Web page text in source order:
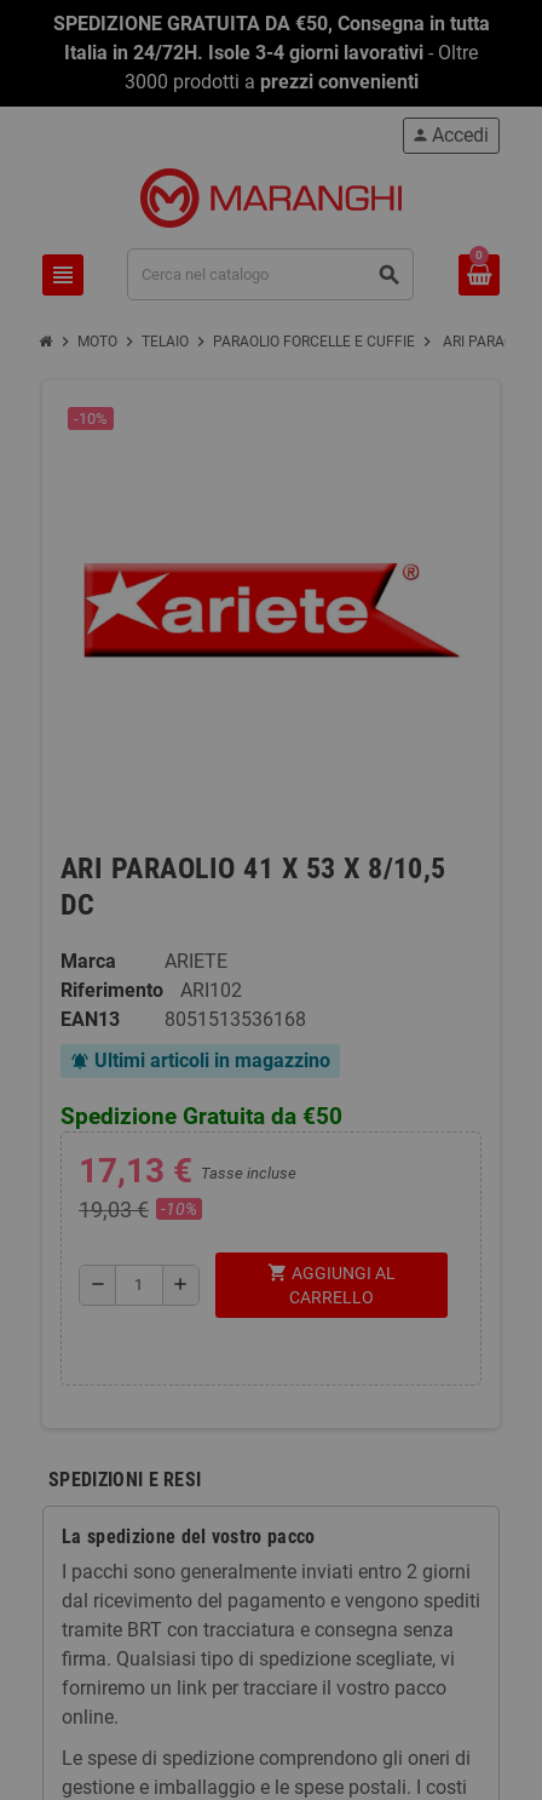
SPEDIZIONE GRATUITA DA €50, Consegna in tutta
Italia in 24/72H. Isole 3-4 giorni lavorativi - Oltre
3000 prodotti a prezzi convenienti
view_headline search
person Accedi
0
chevron_right MOTO chevron_right TELAIO chevron_right PARAOLIO FORCELLE E CUFFIE chevron_right ARI
-10%
ARI PARAOLIO 41 X 53 X 8/10,5
DC
Marca
ARIETE
Riferimento
ARI102
EAN13
8051513536168
notifications_active Ultimi articoli in magazzino
Spedizione Gratuita da €50
17,13 € Tasse incluse
19,03 € -10%
remove add
shopping_cart AGGIUNGI AL
CARRELLO
SPEDIZIONI E RESI
La spedizione del vostro pacco
I pacchi sono generalmente inviati entro 2 giorni
dal ricevimento del pagamento e vengono spediti
tramite BRT con tracciatura e consegna senza
firma. Qualsiasi tipo di spedizione scegliate, vi
forniremo un link per tracciare il vostro pacco
online.
Le spese di spedizione comprendono gli oneri di
gestione e imballaggio e le spese postali. I costi